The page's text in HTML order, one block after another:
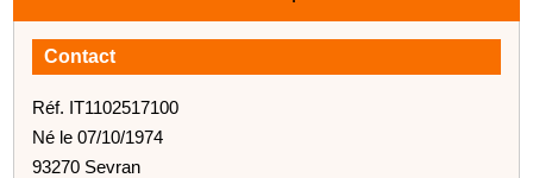
Contact
Réf. IT1102517100
Né le 07/10/1974
93270 Sevran